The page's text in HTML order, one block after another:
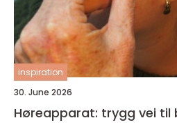
inspiration
30. June 2026
Høreapparat: trygg vei til